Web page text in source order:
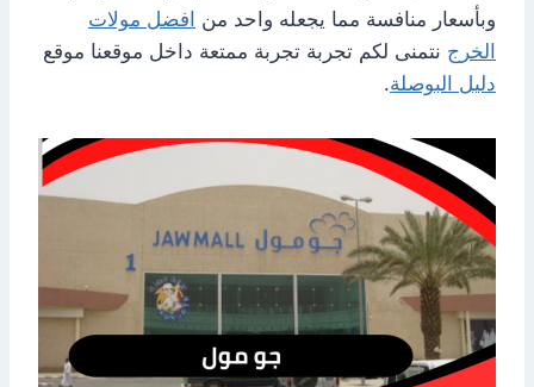
وبأسعار منافسة مما يجعله واحد من افضل مولات
الخرج نتمنى لكم تجربة تجربة ممتعة داخل موقعنا موقع
دليل البوصلة.